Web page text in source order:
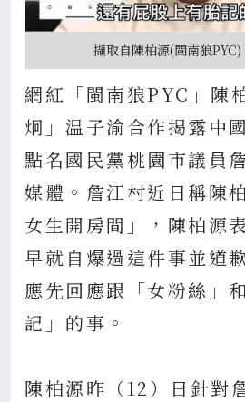
擷取自陳柏源(閩南狼
網紅「閩南狼PYC」陳
炯」温子渝合作揭露中
點名國民黨桃園市議員
媒體。詹江村近日稱陳
女生開房間」，陳柏源
早就自爆過這件事並道
應先回應跟「女粉絲」
記」的事。
陳柏源昨（12）日針對